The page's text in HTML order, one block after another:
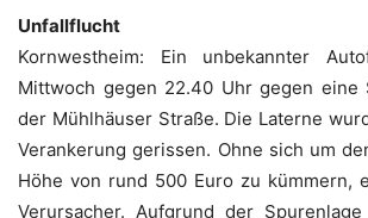
Unfallflucht
Kornwestheim: Ein unbekannter
Mittwoch gegen 22.40 Uhr gegen eine
der Mühlhäuser Straße. Die Laterne
Verankerung gerissen. Ohne sich um
Höhe von rund 500 Euro zu kümmern,
Verursacher. Aufgrund der